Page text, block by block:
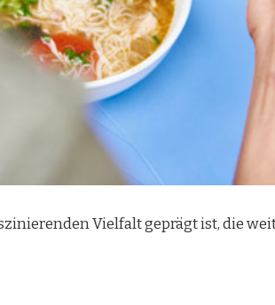
Vielfalt geprägt ist, die